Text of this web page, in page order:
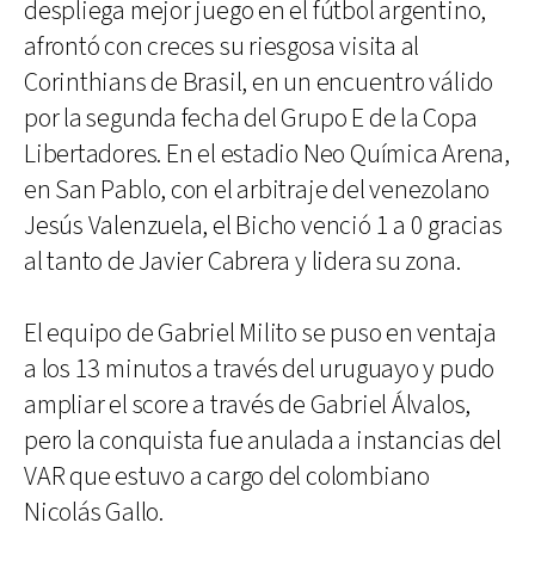
despliega mejor juego en el fútbol argentino,
afrontó con creces su riesgosa visita al
Corinthians de Brasil, en un encuentro válido
por la segunda fecha del Grupo E de la Copa
Libertadores. En el estadio Neo Química Arena,
en San Pablo, con el arbitraje del venezolano
Jesús Valenzuela, el Bicho venció 1 a 0 gracias
al tanto de Javier Cabrera y lidera su zona.
El equipo de Gabriel Milito se puso en ventaja
a los 13 minutos a través del uruguayo y pudo
ampliar el score a través de Gabriel Álvalos,
pero la conquista fue anulada a instancias del
VAR que estuvo a cargo del colombiano
Nicolás Gallo.